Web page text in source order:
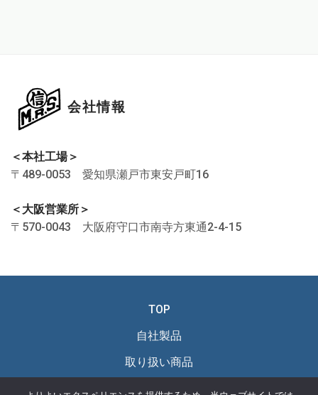
会社情報
＜本社工場＞
〒489-0053 愛知県瀬戸市東安戸町16
＜大阪営業所＞
〒570-0043 大阪府守口市南寺方東通2-4-15
TOP
自社製品
取り扱い商品
新商品・おすすめ商品